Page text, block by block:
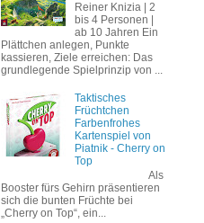
Reiner Knizia | 2
bis 4 Personen |
ab 10 Jahren Ein
Plättchen anlegen, Punkte
kassieren, Ziele erreichen: Das
grundlegende Spielprinzip von ...
Taktisches
Früchtchen
Farbenfrohes
Kartenspiel von
Piatnik - Cherry on
Top
Als
Booster fürs Gehirn präsentieren
sich die bunten Früchte bei
„Cherry on Top“, ein...